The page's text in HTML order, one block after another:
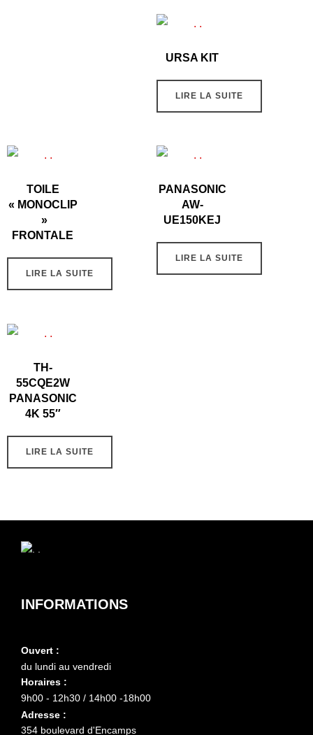
URSA KIT
LIRE LA SUITE
TOILE
« MONOCLIP
»
FRONTALE
LIRE LA SUITE
PANASONIC
AW-
UE150KEJ
LIRE LA SUITE
TH-
55CQE2W
PANASONIC
4K 55″
LIRE LA SUITE
INFORMATIONS
Ouvert :
du lundi au vendredi
Horaires :
9h00 - 12h30 / 14h00 -18h00
Adresse :
354 boulevard d'Encamps